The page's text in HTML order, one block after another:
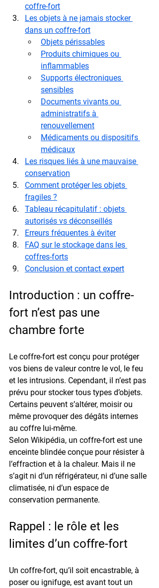
coffre-fort
Les objets à ne jamais stocker
dans un coffre-fort
Objets périssables
Produits chimiques ou
inflammables
Supports électroniques
sensibles
Documents vivants ou
administratifs à
renouvellement
Médicaments ou dispositifs
médicaux
Les risques liés à une mauvaise
conservation
Comment protéger les objets
fragiles ?
Tableau récapitulatif : objets
autorisés vs déconseillés
Erreurs fréquentes à éviter
FAQ sur le stockage dans les
coffres-forts
Conclusion et contact expert
Introduction : un coffre-
fort n’est pas une
chambre forte
Le coffre-fort est conçu pour protéger
vos biens de valeur contre le vol, le feu
et les intrusions. Cependant, il n’est pas
prévu pour stocker tous types d’objets.
Certains peuvent s’altérer, moisir ou
même provoquer des dégâts internes
au coffre lui-même.
Selon Wikipédia, un coffre-fort est une
enceinte blindée conçue pour résister à
l’effraction et à la chaleur. Mais il ne
s’agit ni d’un réfrigérateur, ni d’une salle
climatisée, ni d’un espace de
conservation permanente.
Rappel : le rôle et les
limites d’un coffre-fort
Un coffre-fort, qu’il soit encastrable, à
poser ou ignifuge, est avant tout un